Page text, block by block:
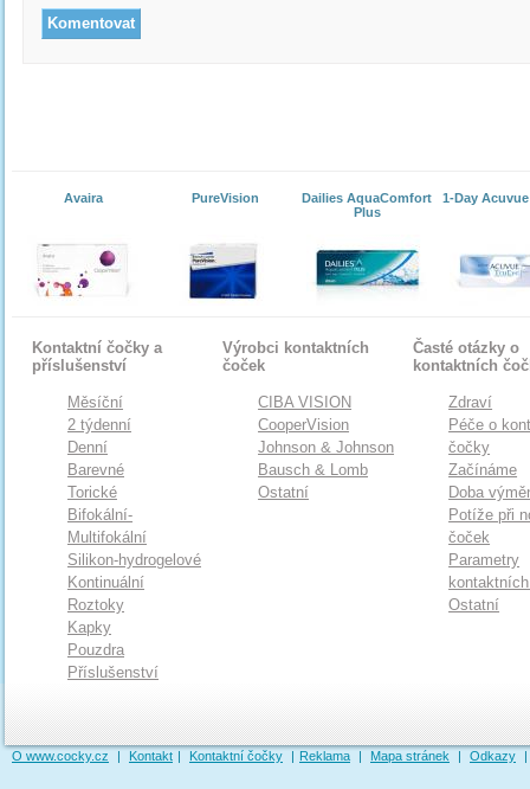
Avaira PureVision
Dailies AquaComfort
Plus
1-Day
Kontaktní čočky a
příslušenství
Měsíční
2 týdenní
Denní
Barevné
Torické
Bifokální-
Multifokální
Silikon-hydrogelové
Kontinuální
Roztoky
Kapky
Pouzdra
Příslušenství
Výrobci kontaktních
čoček
CIBA VISION
CooperVision
Johnson & Johnson
Bausch & Lomb
Ostatní
Časté otázky o
kontaktních
Zdraví
Péče o
čočky
Začínáme
Doba
Potíže při
čoček
Parametry
Ostatní
O www.cocky.cz | Kontakt | Kontaktní čočky | Reklama | Mapa stránek | Odkazy |